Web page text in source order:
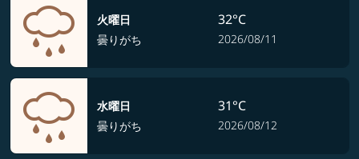
火曜日
曇りがち
32°C
2026/08/11
水曜日
曇りがち
31°C
2026/08/12